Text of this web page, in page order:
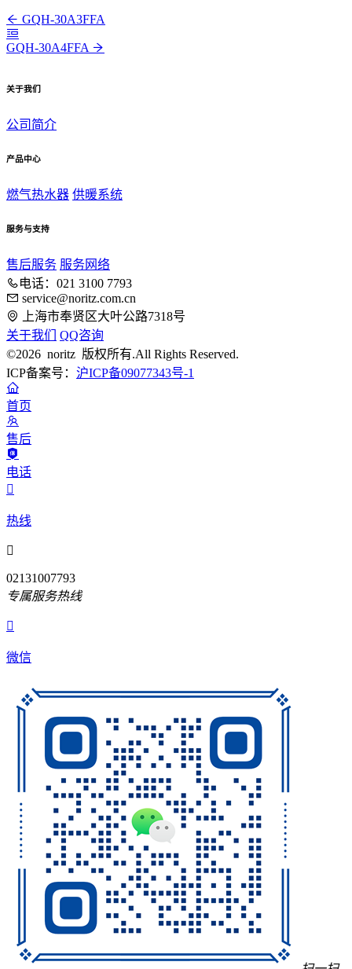
GQH-30A3FFA
GQH-30A4FFA
关于我们
公司简介
产品中心
燃气热水器 供暖系统
服务与支持
售后服务 服务网络
电话：021 3100 7793
service@noritz.com.cn
上海市奉贤区大叶公路7318号
关于我们
QQ咨询
©2026 noritz 版权所有.All Rights Reserved.
ICP备案号： 沪ICP备09077343号-1
首页
售后
电话

热线

02131007793
专属服务热线

微信